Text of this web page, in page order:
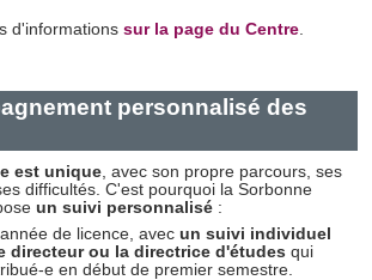
d'informations sur la page du Centre.
personnalisé des
est unique, avec son propre parcours, ses
difficultés. C'est pourquoi la Sorbonne
un suivi personnalisé :
de licence, avec un suivi individuel
directeur ou la directrice d'études qui
e en début de premier semestre.